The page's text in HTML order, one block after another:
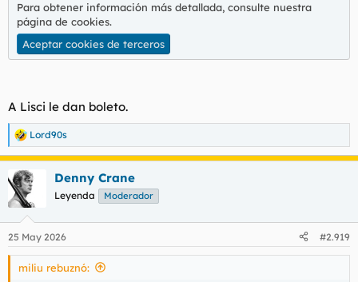
Para obtener información más detallada, consulte nuestra
página de cookies.
Aceptar cookies de terceros
A Lisci le dan boleto.
R
e
a
c
c
i
e
s
Lord90s
Denny Crane
Leyenda Moderador
25 May 2026 #2.919
miliu rebuznó: